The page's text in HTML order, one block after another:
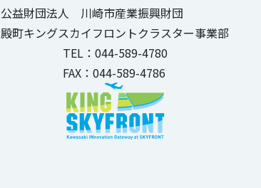
公益財団法人 川崎市産業振興財団
殿町キングスカイフロントクラスター事業部
TEL：044-589-4780
FAX：044-589-4786